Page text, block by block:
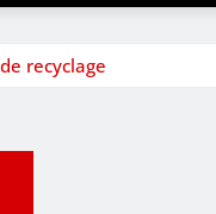
recyclage